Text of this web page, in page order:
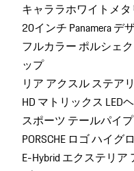
キャララホワイトメタ
20インチ Panamera デ
フルカラー ポルシェ
ップ
リア アクスル ステア
HD マトリックス LED
スポーツ テールパイ
PORSCHE ロゴ ハイ
E-Hybrid エクステリ